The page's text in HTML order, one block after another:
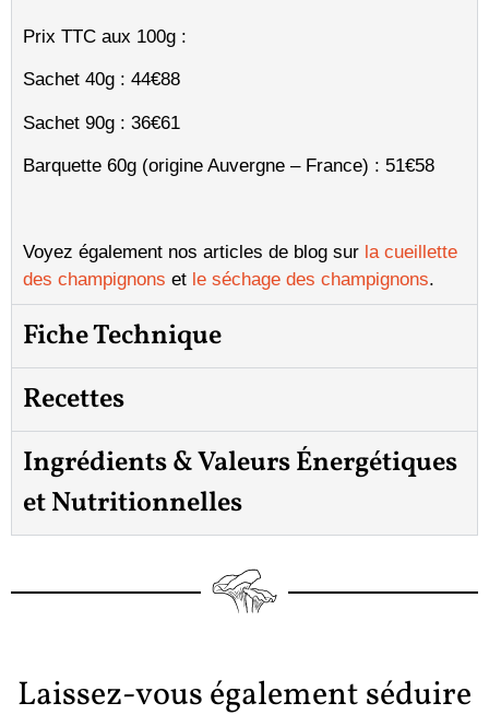
Prix TTC aux 100g :
Sachet 40g : 44€88
Sachet 90g : 36€61
Barquette 60g (origine Auvergne – France) : 51€58
Voyez également nos articles de blog sur la cueillette
des champignons et le séchage des champignons.
Fiche Technique
Recettes
Ingrédients & Valeurs Énergétiques
et Nutritionnelles
Laissez-vous également séduire